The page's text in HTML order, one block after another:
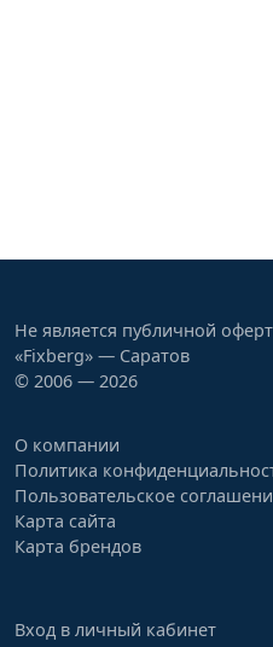
Не является публичной
«Fixberg» — Саратов
© 2006 — 2026
О компании
Политика
Пользовательское
Карта сайта
Карта брендов
Вход в личный кабинет